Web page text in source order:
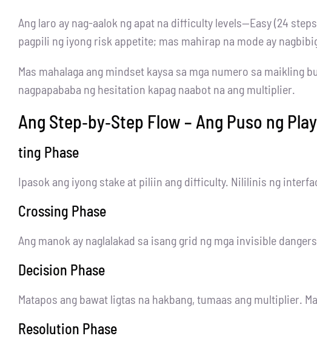
Ang laro ay nag-aalok ng apat na difficulty levels—Easy (24
pagpili ng iyong risk appetite; mas mahirap na mode ay
Mas mahalaga ang mindset kaysa sa mga numero sa
nagpapababa ng hesitation kapag naabot na ang multiplier.
Ang Step‑by‑Step Flow – Ang Puso ng
ting Phase
Ipasok ang iyong stake at piliin ang difficulty. Nililinis ng
Crossing Phase
Ang manok ay naglalakad sa isang grid ng mga invisible
Decision Phase
Matapos ang bawat ligtas na hakbang, tumaas ang multiplier.
Resolution Phase